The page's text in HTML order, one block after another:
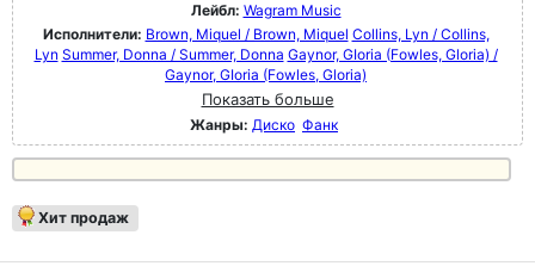
Лейбл: Wagram Music
Исполнители: Brown, Miquel / Brown, Miquel Collins, Lyn / Collins,
Lyn Summer, Donna / Summer, Donna Gaynor, GIoria (Fowles, Gloria) /
Gaynor, GIoria (Fowles, Gloria)
Показать больше
Жанры: Диско Фанк
Хит продаж